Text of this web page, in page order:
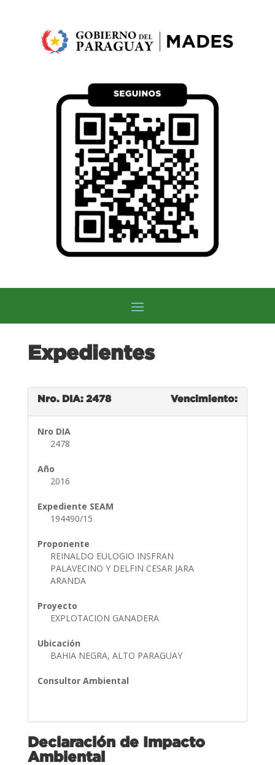
Expedientes
Nro. DIA: 2478 Vencimiento:
Nro DIA
2478
Año
2016
Expediente SEAM
194490/15
Proponente
REINALDO EULOGIO INSFRAN
PALAVECINO Y DELFIN CESAR JARA
ARANDA
Proyecto
EXPLOTACION GANADERA
Ubicación
BAHIA NEGRA, ALTO PARAGUAY
Consultor Ambiental
Declaración de Impacto
Ambiental